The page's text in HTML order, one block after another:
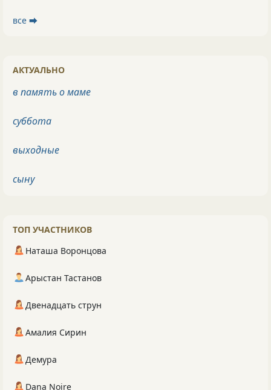
все ⮕
АКТУАЛЬНО
в память о маме
суббота
выходные
сыну
ТОП УЧАСТНИКОВ
Наташа Воронцова
Арыстан Тастанов
Двенадцать струн
Амалия Сирин
Демура
Dana Noire